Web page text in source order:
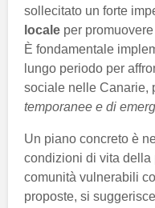
sollecitato un forte
locale per
È fondamentale
lungo periodo per
sociale nelle Canarie,
temporanee e di
Un piano concreto è
condizioni di vita
comunità vulnerabili
proposte, si